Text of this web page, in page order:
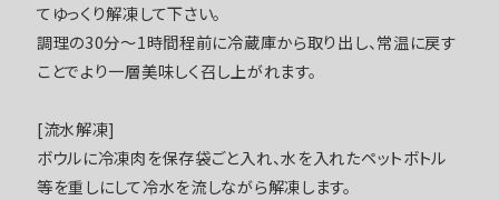
てゆっくり解凍して下さい。
調理の30分～1時間程前に冷蔵庫から取り出し、常温に戻す
ことでより一層美味しく召し上がれます。
[流水解凍]
ボウルに冷凍肉を保存袋ごと入れ、水を入れたペットボトル
等を重しにして冷水を流しながら解凍します。